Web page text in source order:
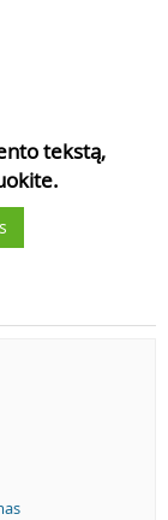
tekstą,